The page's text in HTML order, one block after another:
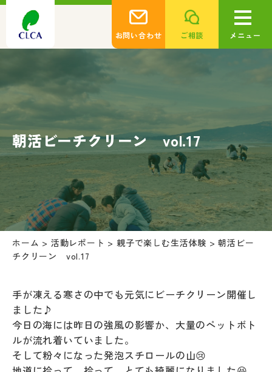
お問い合わせ ご相談 メニュー
朝活ビーチクリーン vol.17
ホーム > 活動レポート >親子で楽しむ生活体験 >朝活ビー
チクリーン vol.17
手が凍える寒さの中でも元気にビーチクリーン開催し
ました♪
今日の海には昨日の強風の影響か、大量のペットボト
ルが流れ着いていました。
そして粉々になった発泡スチロールの山😢